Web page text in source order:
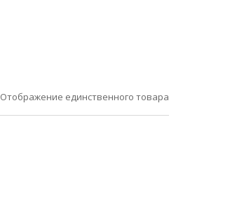
Отображение единственного товара